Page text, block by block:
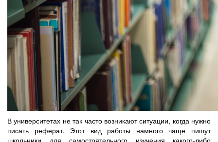
В университетах не так часто возникают ситуации, когда нужно
писать реферат. Этот вид работы намного чаще пишут
школьники для самостоятельного изучения какого-либо